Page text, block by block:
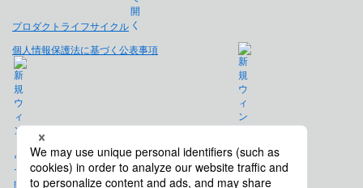
プロダクトライフサイクル
個人情報保護法に基づく公表事項